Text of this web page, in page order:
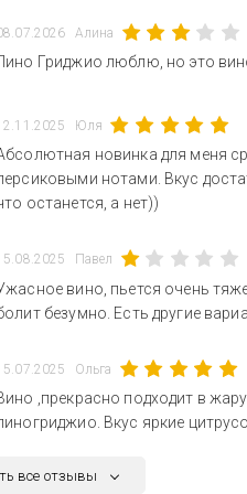
Алина
Гриджио люблю, но это
Юля
новинка для меня
нотами. Вкус
останется, а нет))
Павел
вино, пьется очень
безумно. Есть другие
Ольга
,прекрасно подходит в
Вкус яркие
все отзывы